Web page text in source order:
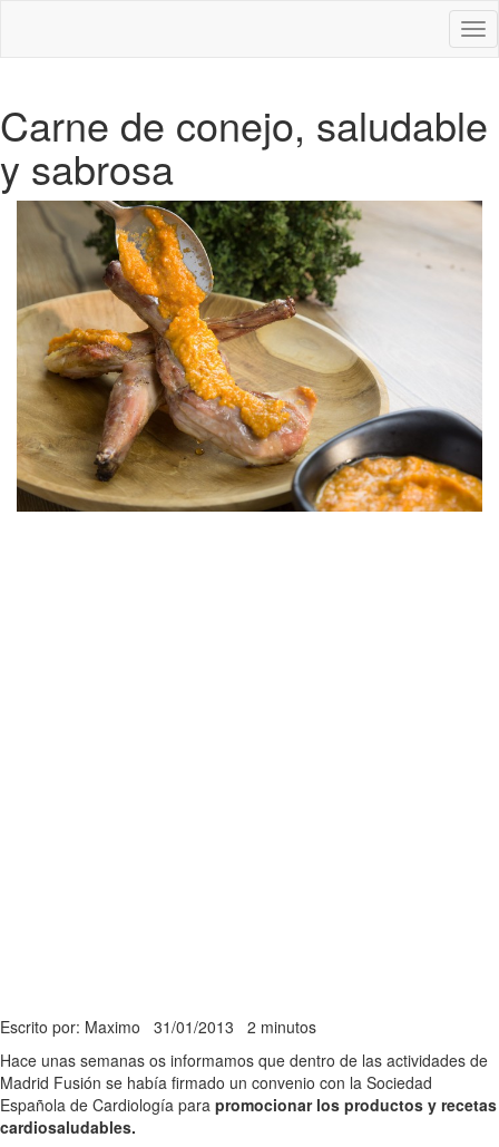
Carne de conejo, saludable
y sabrosa
Escrito por: Maximo 31/01/2013 2 minutos
Hace unas semanas os informamos que dentro de las actividades de
Madrid Fusión se había firmado un convenio con la Sociedad
Española de Cardiología para promocionar los productos y recetas
cardiosaludables.